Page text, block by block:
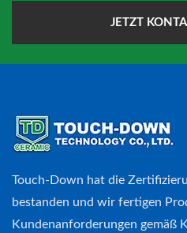
JETZT
Touch-Down hat die
bestanden und wir fertigen
Kundenanforderungen gemäß